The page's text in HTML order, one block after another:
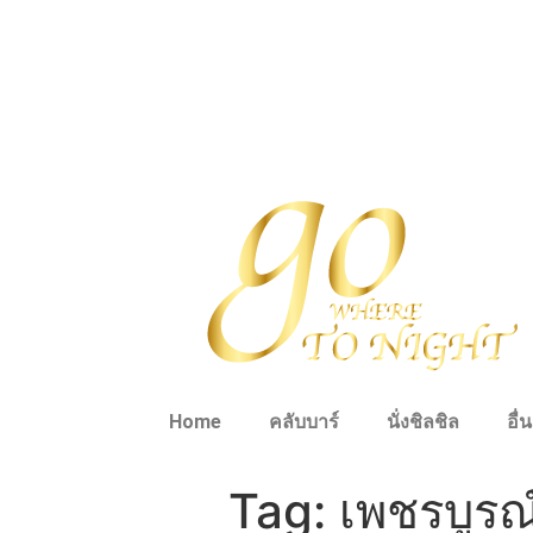
Home คลับบาร์ นั่งชิลชิล อื่
Tag: เพชรบูร